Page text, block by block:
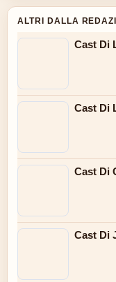
ALTRI DALLA
Cast Di
Cast Di
Cast Di
Cast Di